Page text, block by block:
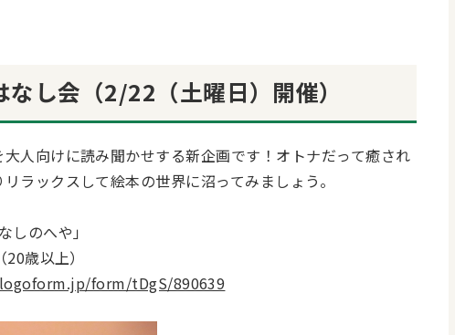
し会（2/22（土曜日）開催）
人向けに読み聞かせする新企画です！オトナだって癒され
ラックスして絵本の世界に沼ってみましょう。
しのへや」
歳以上）
form/tDgS/890639